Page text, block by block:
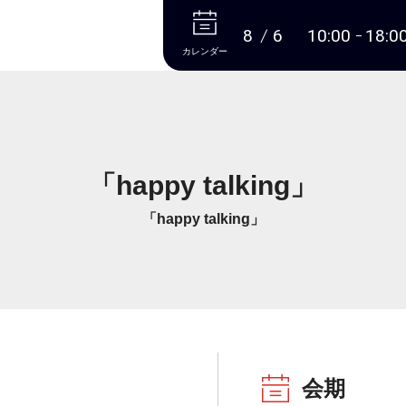
本文へ
カレンダー
8 6 10:00
「happy talking」
「happy talking」
会期